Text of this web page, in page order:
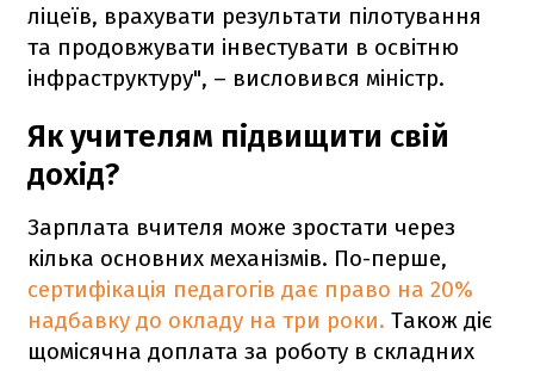
ліцеїв, врахувати результати пілотування
та продовжувати інвестувати в освітню
інфраструктуру", – висловився міністр.
Як учителям підвищити свій
дохід?
Зарплата вчителя може зростати через
кілька основних механізмів. По-перше,
сертифікація педагогів дає право на 20%
надбавку до окладу на три роки. Також діє
щомісячна доплата за роботу в складних